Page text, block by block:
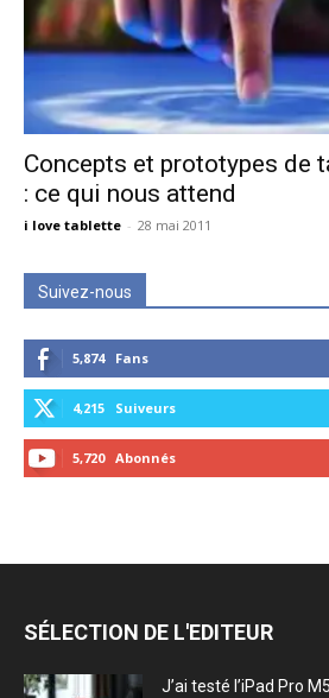
Concepts et prototypes de
: ce qui nous attend
i love tablette - 28 mai 2011
Suivez-nous
5,874 Fans
4,215 Suiveurs
5,720 Abonnés
SÉLECTION DE L'EDITEUR
J’ai testé l’iPad Pro